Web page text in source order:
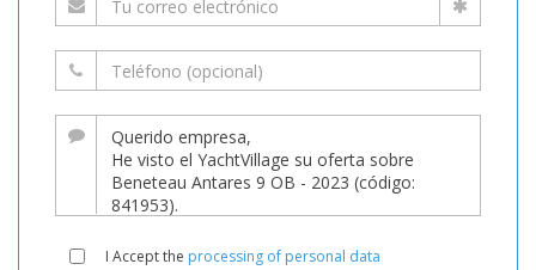
I Accept the processing of personal data